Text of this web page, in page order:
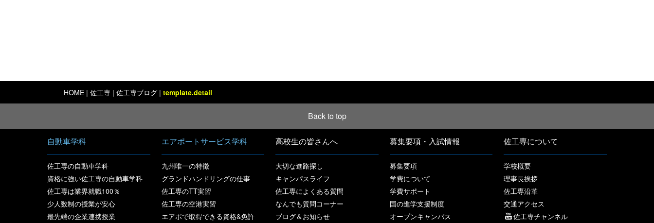
HOME| 佐工専| 佐工専ブログ | template.detail
Back to top
自動車学科
佐工専の自動車学科
資格に強い佐工専の自動車学科
佐工専は業界就職100％
少人数制の授業が安心
最先端の企業連携授業
エアポートサービス学科
九州唯一の特徴
グランドハンドリングの仕事
佐工専のTT実習
佐工専の空港実習
エアポで取得できる資格&免許
高校生の皆さんへ
大切な進路探し
キャンパスライフ
佐工専によくある質問
なんでも質問コーナー
ブログ＆お知らせ
募集要項・入試情報
募集要項
学費について
学費サポート
国の進学支援制度
オープンキャンパス
佐工専について
学校概要
理事長挨拶
佐工専沿革
交通アクセス
佐工専チャンネル